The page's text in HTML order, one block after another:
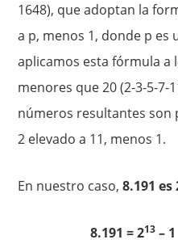
1648), que adoptan la
a p, menos 1, donde p es
aplicamos esta fórmula a
menores que 20 (2-3-5-7-
números resultantes son
2 elevado a 11, menos 1.
En nuestro caso,8.191
8.191 = 213 – 1